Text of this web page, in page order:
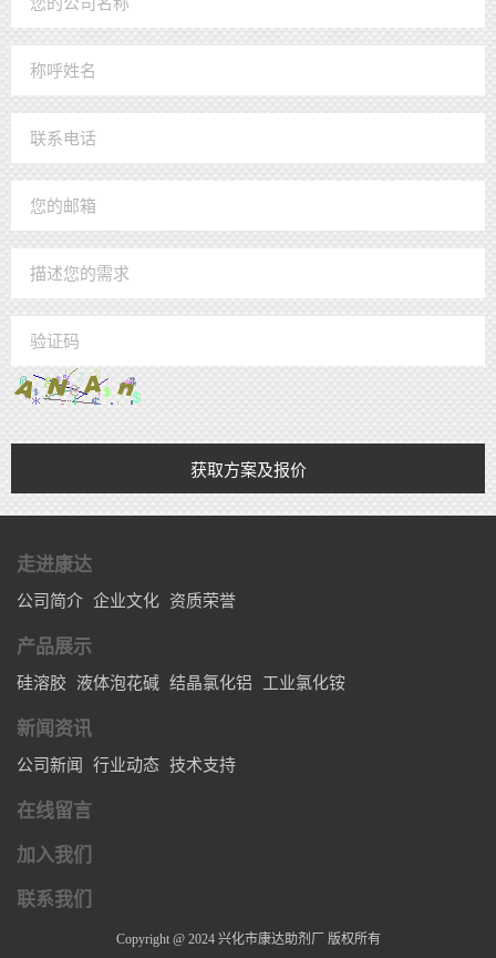
获取方案及报价
走进康达
公司简介 企业文化 资质荣誉
产品展示
硅溶胶 液体泡花碱 结晶氯化铝 工业氯化铵
新闻资讯
公司新闻 行业动态 技术支持
在线留言
加入我们
联系我们
Copyright @ 2024 兴化市康达助剂厂 版权所有